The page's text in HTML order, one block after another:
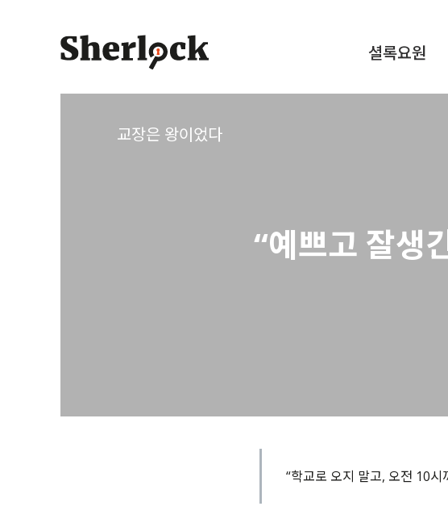
셜록요원
교장은 왕이었다
“예쁘고 잘생
“학교로 오지 말고, 오전 10